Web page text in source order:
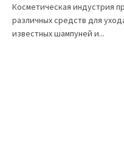
Косметическая индустрия
различных средств для
известных шампуней и...